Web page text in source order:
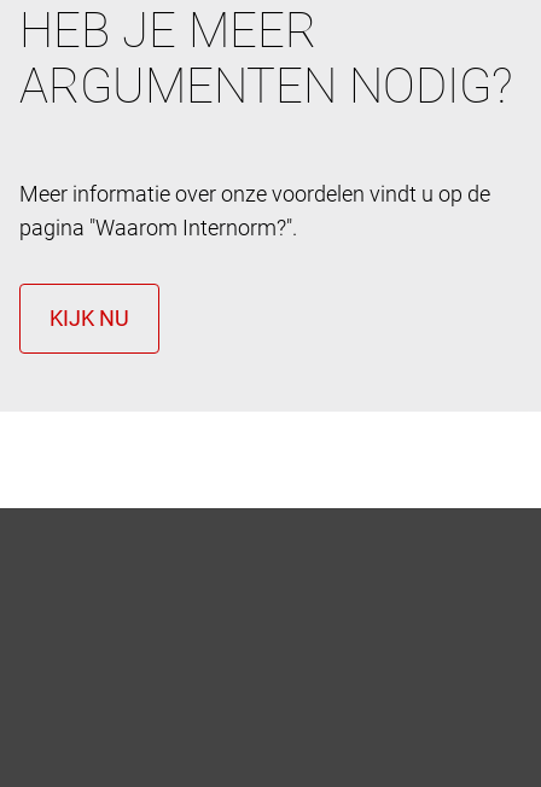
HEB JE MEER
ARGUMENTEN NODIG?
Meer informatie over onze voordelen vindt u op de
pagina "Waarom Internorm?".